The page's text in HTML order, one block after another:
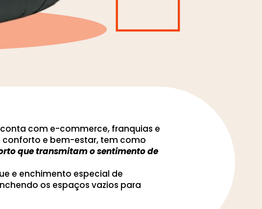
com e-commerce, franquias e
conforto e bem-estar, tem como
que transmitam o sentimento de
e enchimento especial de
os espaços vazios para